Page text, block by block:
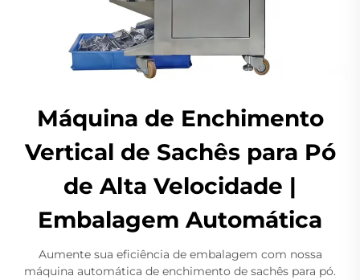
Máquina de Enchimento
Vertical de Sachês para Pó
de Alta Velocidade |
Embalagem Automática
Aumente sua eficiência de embalagem com nossa
máquina automática de enchimento de sachês para pó.